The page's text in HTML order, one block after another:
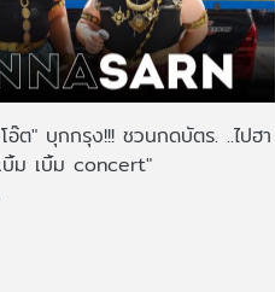
ต" บุกกรุง!!! ชวนกดบัตร. ..ไปฮา
บิ้ม เบิ้ม concert"